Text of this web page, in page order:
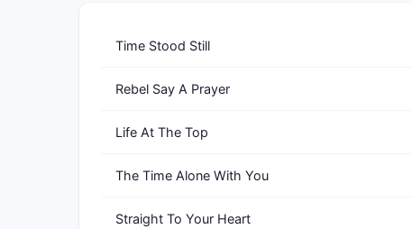
Time Stood Still
Rebel Say A Prayer
Life At The Top
The Time Alone With You
Straight To Your Heart